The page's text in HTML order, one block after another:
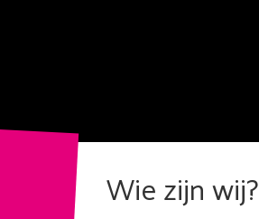
Wie zijn wij?